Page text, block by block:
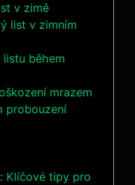
v zimě
list v zimním
během
mrazem
probouzení
Klíčové tipy pro